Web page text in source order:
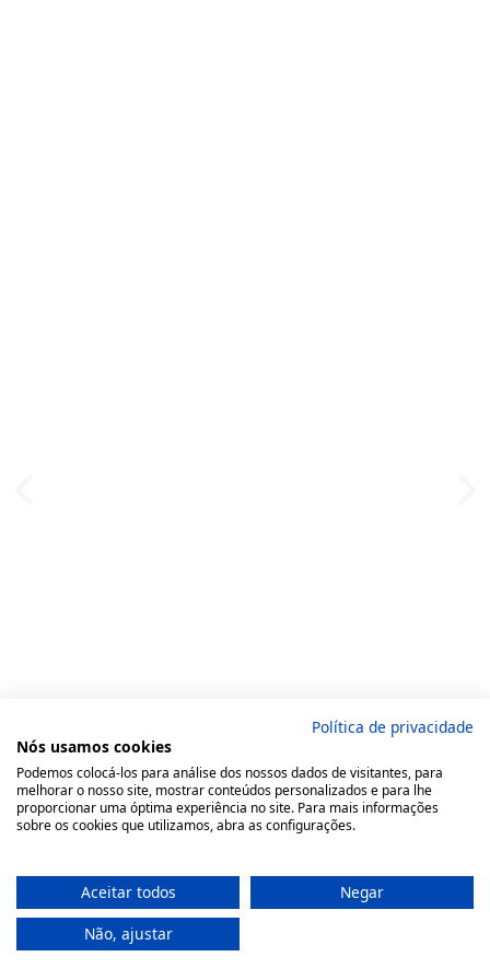
Política de privacidade
Nós usamos cookies
Podemos colocá-los para análise dos nossos dados de visitantes, para
melhorar o nosso site, mostrar conteúdos personalizados e para lhe
proporcionar uma óptima experiência no site. Para mais informações
sobre os cookies que utilizamos, abra as configurações.
Aceitar todos
Negar
Não, ajustar